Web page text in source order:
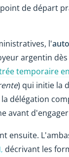
de départ
l'
argentin
temporaire
) qui initie la
délégation
avant
ensuite.
décrivant les